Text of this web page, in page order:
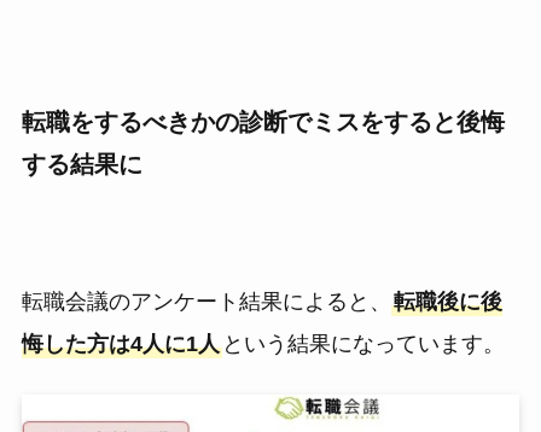
転職をするべきかの診断でミスをすると後悔
する結果に
転職会議のアンケート結果によると、 転職後に後
悔した方は4人に1人という結果になっています。